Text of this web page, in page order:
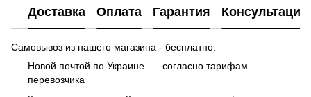
Доставка Оплата Гарантия Консультация
Самовывоз из нашего магазина - бесплатно.
Новой почтой по Украине — согласно тарифам
перевозчика